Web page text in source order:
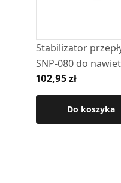
Stabilizator
SNP-080 do
102,95 zł
Do koszyka